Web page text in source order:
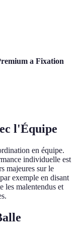
a Fixation
l'Équipe
en équipe.
individuelle est
majeures sur le
exemple en disant
les malentendus et